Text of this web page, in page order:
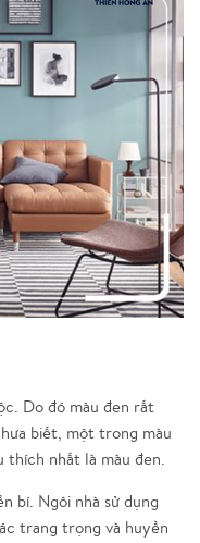
Do đó màu đen rất
biết, một trong màu
nhất là màu đen.
bí. Ngôi nhà sử dụng
trang trọng và huyền